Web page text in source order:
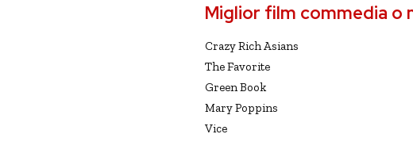
Miglior film commedia o
Crazy Rich Asians
The Favorite
Green Book
Mary Poppins
Vice